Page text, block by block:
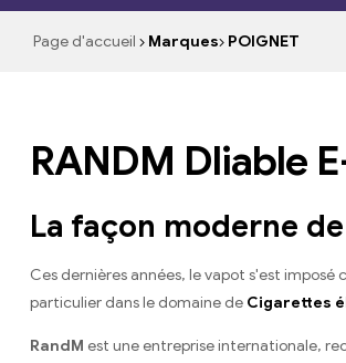
cigarettes
pas
myvapesite.de
Page d'accueil Marques POIGNET
RANDM Dliable
La façon moderne
Ces dernières années, le vapot s'est
particulier dans le domaine de Cigarettes
RandM est une entreprise internationale,